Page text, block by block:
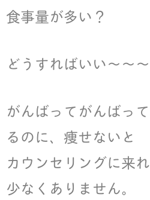
食事量が多い？
どうすればいい～～
がんばってがんばって
るのに、痩せないと
カウンセリングに来
少なくありません。